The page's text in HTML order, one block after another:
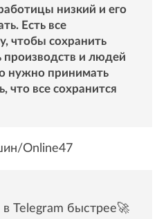
низкий и его
Есть все
чтобы сохранить
производств и людей
нужно принимать
что все сохранится
Online47
Telegram быстрее🚀